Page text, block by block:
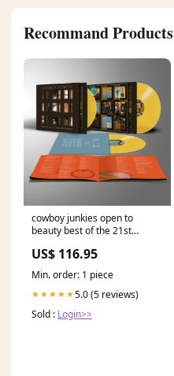
Recommand Products
cowboy junkies open to
beauty best of the 21st
LP
US$ 116.95
Min. order: 1 piece
★★★★★5.0 (5 reviews)
Sold : Login>>